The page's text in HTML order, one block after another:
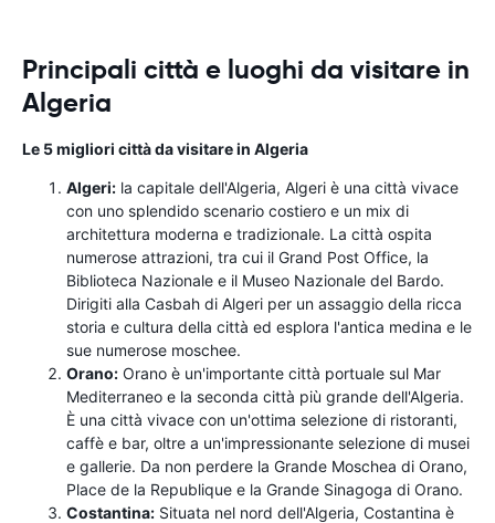
Principali città e luoghi da visitare in
Algeria
Le 5 migliori città da visitare in Algeria
Algeri: la capitale dell'Algeria, Algeri è una città vivace
con uno splendido scenario costiero e un mix di
architettura moderna e tradizionale. La città ospita
numerose attrazioni, tra cui il Grand Post Office, la
Biblioteca Nazionale e il Museo Nazionale del Bardo.
Dirigiti alla Casbah di Algeri per un assaggio della ricca
storia e cultura della città ed esplora l'antica medina e le
sue numerose moschee.
Orano: Orano è un'importante città portuale sul Mar
Mediterraneo e la seconda città più grande dell'Algeria.
È una città vivace con un'ottima selezione di ristoranti,
caffè e bar, oltre a un'impressionante selezione di musei
e gallerie. Da non perdere la Grande Moschea di Orano,
Place de la Republique e la Grande Sinagoga di Orano.
Costantina: Situata nel nord dell'Algeria, Costantina è